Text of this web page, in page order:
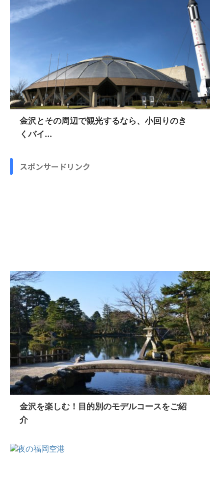
金沢とその周辺で観光するなら、小回りのき
くバイ...
スポンサードリンク
金沢を楽しむ！目的別のモデルコースをご紹
介